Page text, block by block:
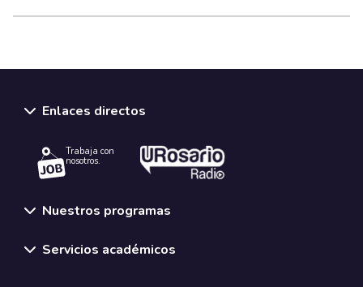
Enlaces directos
Trabaja con
nosotros.
Nuestros programas
Servicios académicos